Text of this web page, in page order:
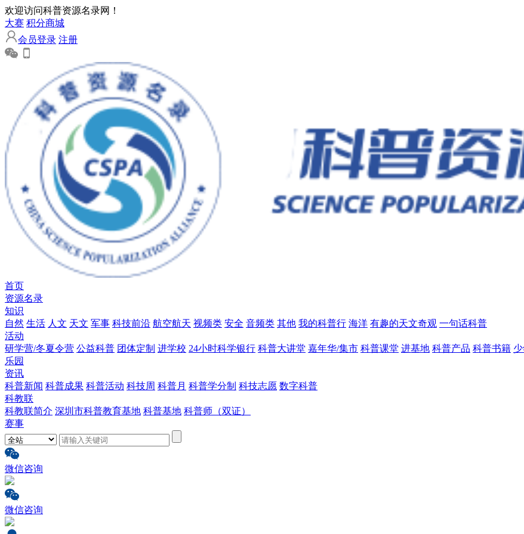
欢迎访问科普资源名录网！
大赛 积分商城
会员登录 注册
首页
资源名录
知识
自然 生活 人文 天文 军事 科技前沿 航空航天 视频类 安全 音频类 其他 我的科普行 海洋 有趣的天文奇观 一句话科普
活动
研学营/冬夏令营 公益科普 团体定制 进学校 24小时科学银行 科普大讲堂 嘉年华/集市 科普课堂 进基地 科普产品 科普书籍
乐园
资讯
科普新闻 科普成果 科普活动 科技周 科普月 科普学分制 科技志愿 数字科普
科教联
科教联简介 深圳市科普教育基地 科普基地 科普师（双证）
赛事
微信咨询
微信咨询